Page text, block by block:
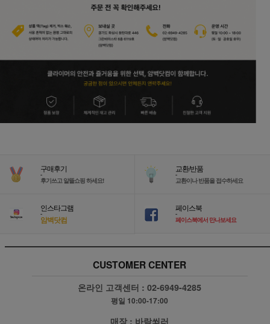
구매후기
-
후기쓰고 알뜰쇼핑 하세요!
교환/반품
-
교환이나 반품을 접수하세요
인스타그램
-
암벽닷컴
페이스북
-
페이스북에서 만나보세요
CUSTOMER CENTER
온라인 고객센터 :02-6949-4285
평일 10:00-17:00
매장 : 바람쐬러